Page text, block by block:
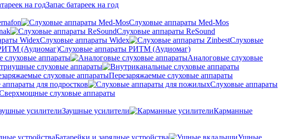
Запас батареек на год
Слуховые аппараты Med-Mos
Слуховые аппараты ReSound
Слуховые аппараты Widex
Слуховые
Слуховые аппараты РИТМ (Аудиомаг)
слуховые аппараты
Аналоговые слуховые
слуховые аппараты
Перезаряжаемые слуховые аппараты
для подростков
Слуховые аппараты
слуховые аппараты
Заушные усилители
Карманные
Батарейки и зарядные устройства
Ушные